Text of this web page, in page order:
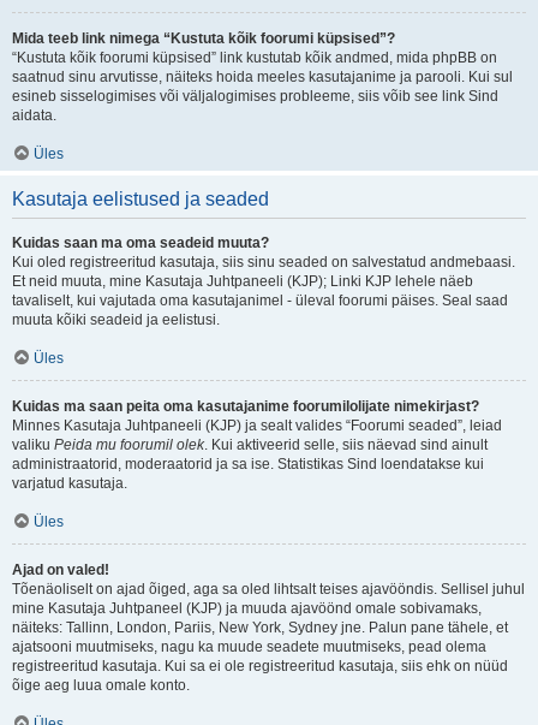
Mida teeb link nimega “Kustuta kõik foorumi küpsised”?
“Kustuta kõik foorumi küpsised” link kustutab kõik andmed, mida phpBB on
saatnud sinu arvutisse, näiteks hoida meeles kasutajanime ja parooli. Kui sul
esineb sisselogimises või väljalogimises probleeme, siis võib see link Sind
aidata.
Üles
Kasutaja eelistused ja seaded
Kuidas saan ma oma seadeid muuta?
Kui oled registreeritud kasutaja, siis sinu seaded on salvestatud andmebaasi.
Et neid muuta, mine Kasutaja Juhtpaneeli (KJP); Linki KJP lehele näeb
tavaliselt, kui vajutada oma kasutajanimel - üleval foorumi päises. Seal saad
muuta kõiki seadeid ja eelistusi.
Üles
Kuidas ma saan peita oma kasutajanime foorumilolijate nimekirjast?
Minnes Kasutaja Juhtpaneeli (KJP) ja sealt valides “Foorumi seaded”, leiad
valiku Peida mu foorumil olek. Kui aktiveerid selle, siis näevad sind ainult
administraatorid, moderaatorid ja sa ise. Statistikas Sind loendatakse kui
varjatud kasutaja.
Üles
Ajad on valed!
Tõenäoliselt on ajad õiged, aga sa oled lihtsalt teises ajavööndis. Sellisel juhul
mine Kasutaja Juhtpaneel (KJP) ja muuda ajavöönd omale sobivamaks,
näiteks: Tallinn, London, Pariis, New York, Sydney jne. Palun pane tähele, et
ajatsooni muutmiseks, nagu ka muude seadete muutmiseks, pead olema
registreeritud kasutaja. Kui sa ei ole registreeritud kasutaja, siis ehk on nüüd
õige aeg luua omale konto.